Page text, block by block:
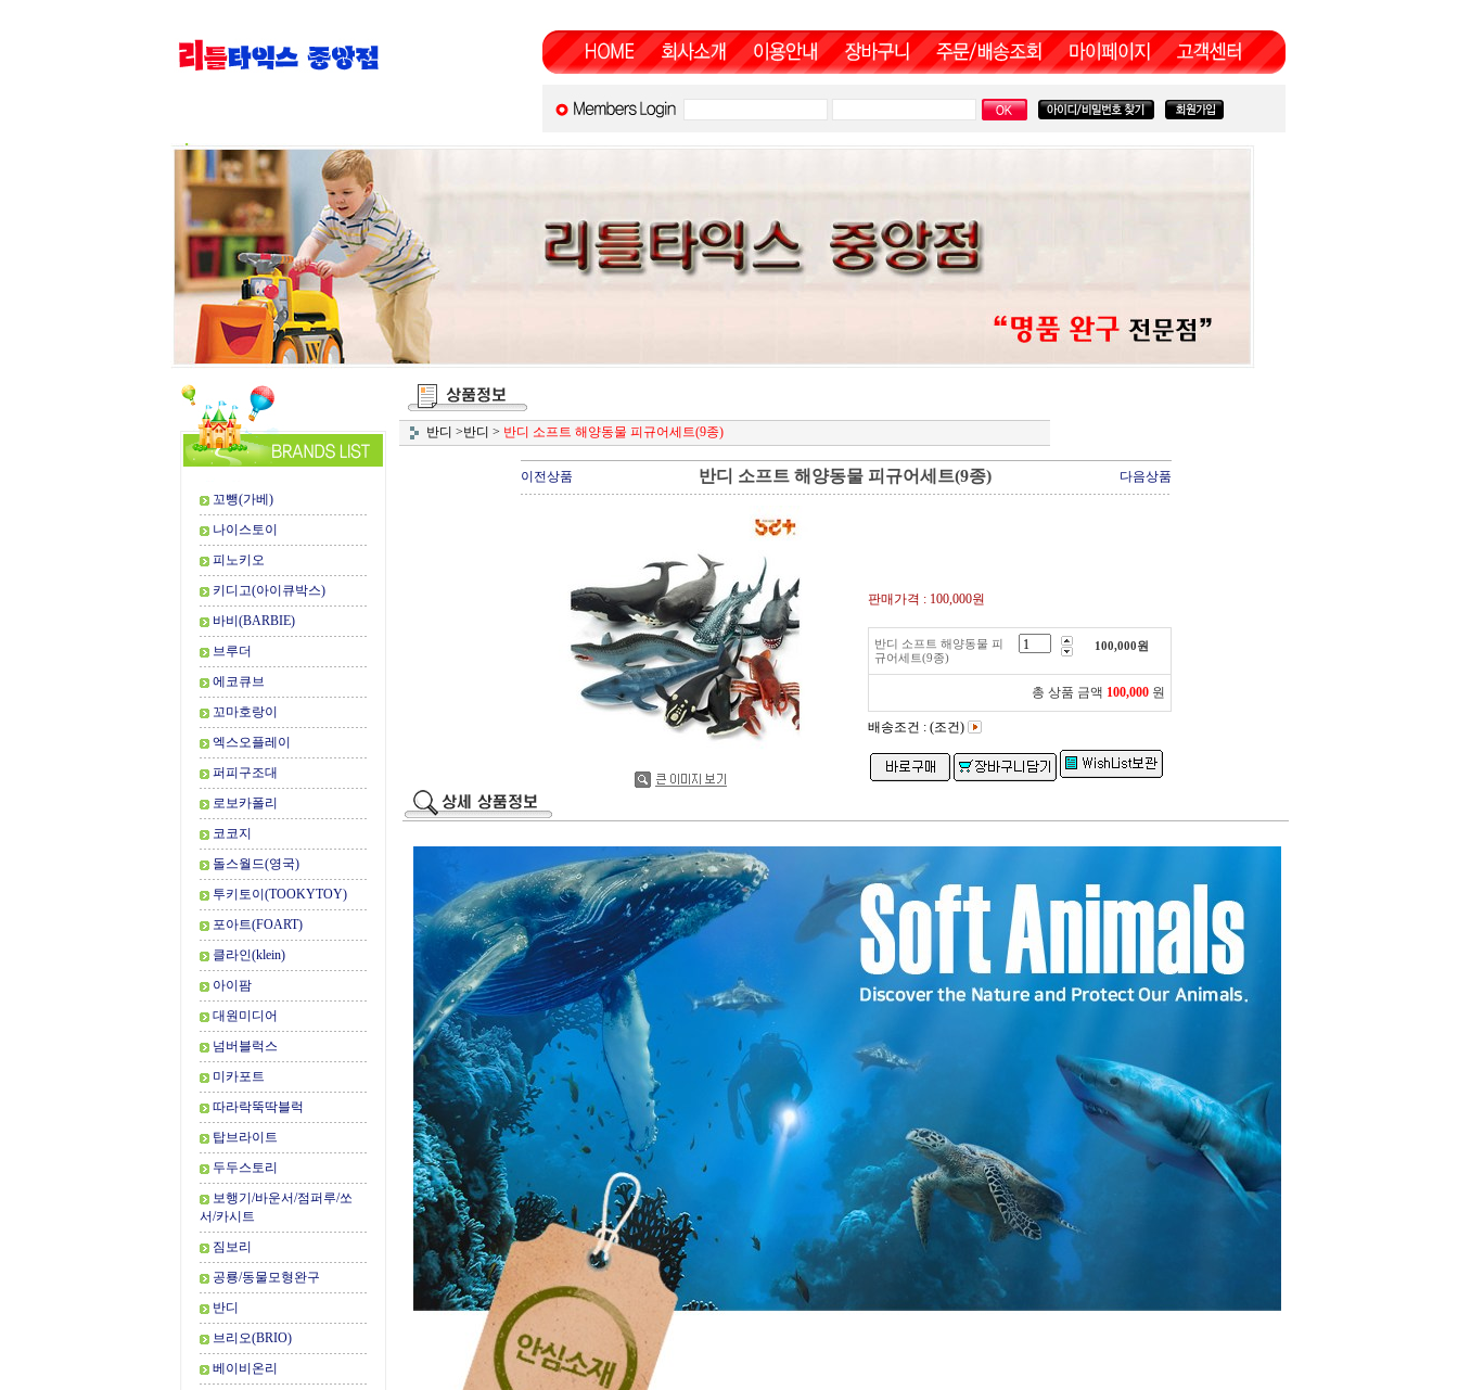
꼬뺑(가베)
나이스토이
피노키오
키디고(아이큐박스)
바비(BARBIE)
브루더
에코큐브
꼬마호랑이
엑스오플레이
퍼피구조대
로보카폴리
코코지
돌스월드(영국)
투키토이(TOOKYTOY)
포아트(FOART)
클라인(klein)
아이팜
대원미디어
넘버블럭스
미카포트
따라락뚝딱블럭
탑브라이트
두두스토리
보행기/바운서/점퍼루/쏘
서/카시트
짐보리
공룡/동물모형완구
반디
브리오(BRIO)
베이비온리
반디 >반디 > 반디 소프트 해양동물 피규어세트(9종)
이전상품 반디 소프트 해양동물 피규어세트(9종) 다음상품
판매가격 : 100,000원
반디 소프트 해양동물 피
규어세트(9종)
100,000원
총 상품 금액 100,000 원
배송조건 : (조건)